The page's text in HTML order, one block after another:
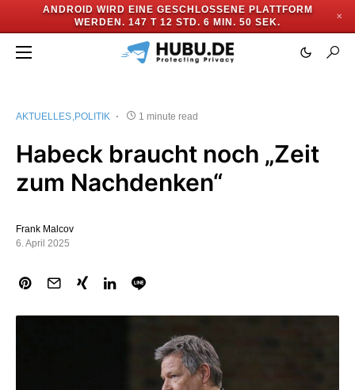
ANDROID WIRD EINE GESCHLOSSENE PLATTFORM
WERDEN. 147 T 12 STD. 6 MIN. 50 SEK.
✕
AKTUELLES POLITIK 1 minute read
Habeck braucht noch „Zeit
zum Nachdenken“
Frank Malcov
6. April 2025